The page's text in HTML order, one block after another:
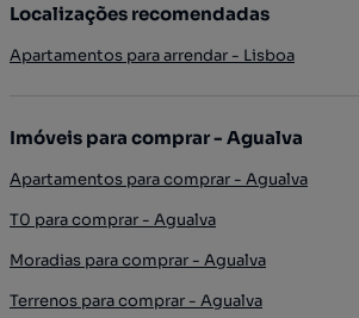
Localizações recomendadas
Apartamentos para arrendar - Lisboa
Imóveis para comprar - Agualva
Apartamentos para comprar - Agualva
T0 para comprar - Agualva
Moradias para comprar - Agualva
Terrenos para comprar - Agualva